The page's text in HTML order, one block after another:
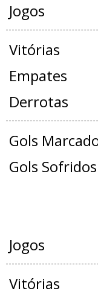
Jogos
Vitórias
Empates
Derrotas
Gols
Gols Sofridos
Jogos
Vitórias